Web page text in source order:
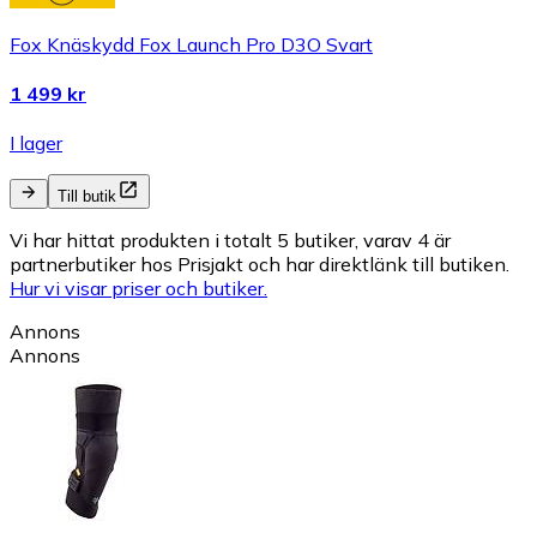
Fox Knäskydd Fox Launch Pro D3O Svart
1 499 kr
I lager
Till butik
Vi har hittat produkten i totalt 5 butiker, varav 4 är
partnerbutiker hos Prisjakt och har direktlänk till butiken.
Hur vi visar priser och butiker.
Annons
Annons